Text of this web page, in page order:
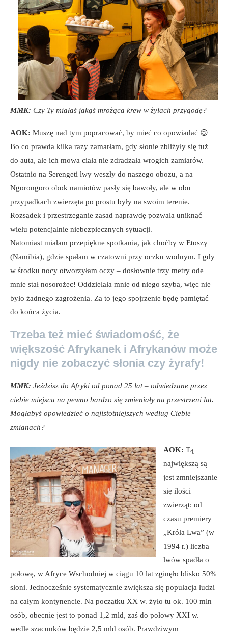
MMK: Czy Ty miałaś jakąś mrożąca krew w żyłach przygodę?
AOK: Muszę nad tym popracować, by mieć co opowiadać 😉
Bo co prawda kilka razy zamarłam, gdy słonie zbliżyły się tuż
do auta, ale ich mowa ciała nie zdradzała wrogich zamiarów.
Ostatnio na Serengeti lwy weszły do naszego obozu, a na
Ngorongoro obok namiotów pasły się bawoły, ale w obu
przypadkach zwierzęta po prostu były na swoim terenie.
Rozsądek i przestrzeganie zasad naprawdę pozwala uniknąć
wielu potencjalnie niebezpiecznych sytuacji.
Natomiast miałam przepiękne spotkania, jak choćby w Etoszy
(Namibia), gdzie spałam w czatowni przy oczku wodnym. I gdy
w środku nocy otworzyłam oczy – dosłownie trzy metry ode
mnie stał nosorożec! Oddzielała mnie od niego szyba, więc nie
było żadnego zagrożenia. Za to jego spojrzenie będę pamiętać
do końca życia.
Trzeba też mieć świadomość, że
większość Afrykanek i Afrykanów może
nigdy nie zobaczyć słonia czy żyrafy!
MMK: Jeździsz do Afryki od ponad 25 lat – odwiedzane przez
ciebie miejsca na pewno bardzo się zmieniały na przestrzeni lat.
Mogłabyś opowiedzieć o najistotniejszych według Ciebie
zmianach?
AOK: Tą
największą są
jest zmniejszanie
się ilości
zwierząt: od
czasu premiery
„Króla Lwa” (w
1994 r.) liczba
lwów spadła o
połowę, w Afryce Wschodniej w ciągu 10 lat zginęło blisko 50%
słoni. Jednocześnie systematycznie zwiększa się populacja ludzi
na całym kontynencie. Na początku XX w. żyło tu ok. 100 mln
osób, obecnie jest to ponad 1,2 mld, zaś do połowy XXI w.
wedle szacunków będzie 2,5 mld osób. Prawdziwym